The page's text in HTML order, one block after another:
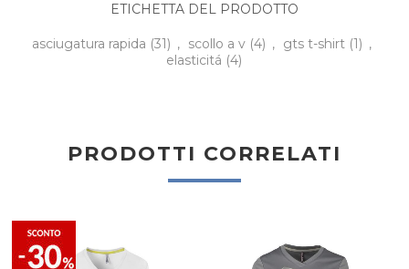
ETICHETTA DEL PRODOTTO
asciugatura rapida (31) , scollo a v (4) , gts t-shirt (1) ,
elasticitá (4)
PRODOTTI CORRELATI